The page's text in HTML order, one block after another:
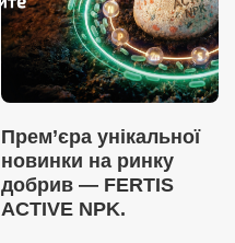
Прем’єра унікальної
новинки на ринку
добрив — FERTIS
ACTIVE NPK.